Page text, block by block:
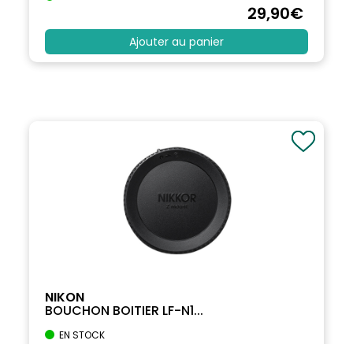
29,90€
Ajouter au panier
NIKON
BOUCHON BOITIER LF-N1...
EN STOCK